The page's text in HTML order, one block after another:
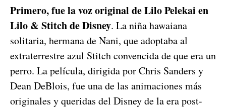
Primero, fue la voz original de Lilo Pelekai en
Lilo & Stitch de Disney. La niña hawaiana
solitaria, hermana de Nani, que adoptaba al
extraterrestre azul Stitch convencida de que era un
perro. La película, dirigida por Chris Sanders y
Dean DeBlois, fue una de las animaciones más
originales y queridas del Disney de la era post-